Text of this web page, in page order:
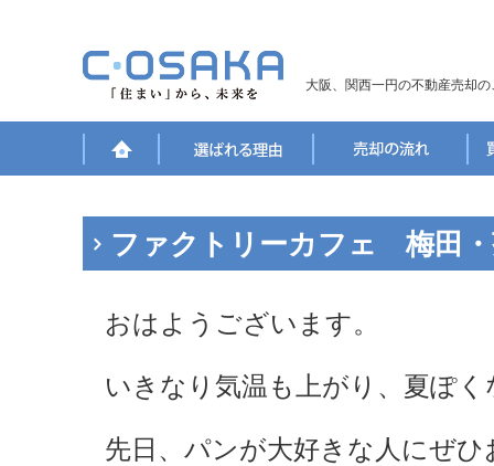
大阪、関西一円の不動産売却
ファクトリーカフェ 梅田・
おはようございます。
いきなり気温も上がり、夏ぽ
先日、パンが大好きな人にぜ